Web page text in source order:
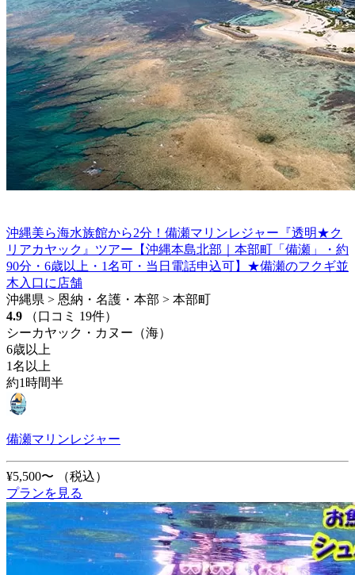
沖縄美ら海水族館から2分！備瀬マリンレジャー『透明★ク
リアカヤック』ツアー【沖縄本島北部｜本部町「備瀬」・約
90分・6歳以上・1名可・当日電話申込可】★備瀬のフクギ並
木入口に店舗
沖縄県 > 恩納・名護・本部 > 本部町
4.9
（口コミ 19件）
シーカヤック・カヌー（海）
6歳以上
1名以上
約1時間半
備瀬マリンレジャー
¥5,500〜
（税込）
プランを見る